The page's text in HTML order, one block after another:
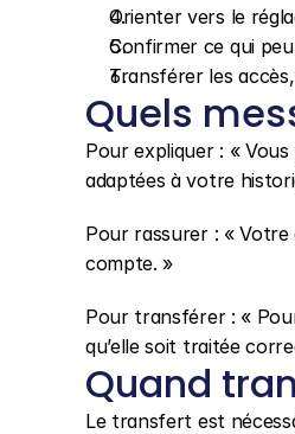
Orienter vers le
Confirmer ce qui
Transférer les
Quels
Pour expliquer : «
adaptées à votre
Pour rassurer : «
compte. »
Pour transférer : «
qu’elle soit traitée
Quand
Le transfert est